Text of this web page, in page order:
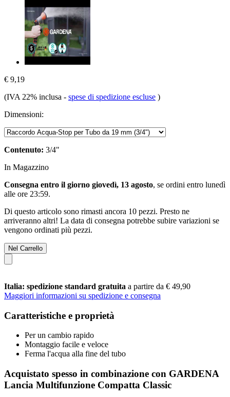
€ 9,19
(IVA 22% inclusa - spese di spedizione escluse )
Dimensioni:
Contenuto: 3/4"
In Magazzino
Consegna entro il giorno giovedì, 13 agosto, se ordini entro lunedì
alle ore 23:59.
Di questo articolo sono rimasti ancora 10 pezzi. Presto ne
arriveranno altri! La data di consegna potrebbe subire variazioni se
vengono ordinati più pezzi.
Nel Carrello
Italia: spedizione standard gratuita a partire da € 49,90
Maggiori informazioni su spedizione e consegna
Caratteristiche e proprietà
Per un cambio rapido
Montaggio facile e veloce
Ferma l'acqua alla fine del tubo
Acquistato spesso in combinazione con GARDENA
Lancia Multifunzione Compatta Classic